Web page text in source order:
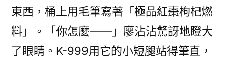
東西，桶上用毛筆寫著「極品紅棗枸杞燃
料」。「你怎麼——」廖沾沾驚訝地瞪大
了眼睛。K-999用它的小短腿站得筆直，